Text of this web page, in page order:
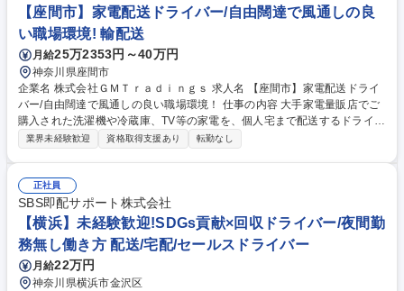
9:00～10:00に配送先へ到着するスケジュールが基本。無理のない運行管
理を徹底しており、ゆとりを持って運転に集中できる環境です。 募集職種
【神奈川/中型ドライバー】近距離のみ/創業50年/残業月10h程度/賞与3回
【座間市】家電配送ドライバー/自由闊達で風通しの良
い職場環境! 輸配送
月給25万2353円～40万円
神奈川県座間市
企業名 株式会社ＧＭＴｒａｄｉｎｇｓ 求人名 【座間市】家電配送ドライ
バー/自由闊達で風通しの良い職場環境！ 仕事の内容 大手家電量販店でご
購入された洗濯機や冷蔵庫、TV等の家電を、個人宅まで配送するドライバ
ーの募集です。 入社されたら3ヶ月程度かけて、仕事の進め方を学びま
定期的に実施し、研修も実施しています。 ※独り立ち後は、2人1組とな
ります。※建物の改変を伴う業務は含みません。※変更の範囲：当社業務
全般 募集職種 【座間市】家電配送ドライバー/自由闊達で風通しの良い職
場環境！
業界未経験歓迎 資格取得支援あり 転勤なし
正社員
SBS即配サポート株式会社
【横浜】未経験歓迎!SDGs貢献×回収ドライバー/夜間勤
務無し働き方 配送/宅配/セールスドライバー
月給22万円
神奈川県横浜市金沢区